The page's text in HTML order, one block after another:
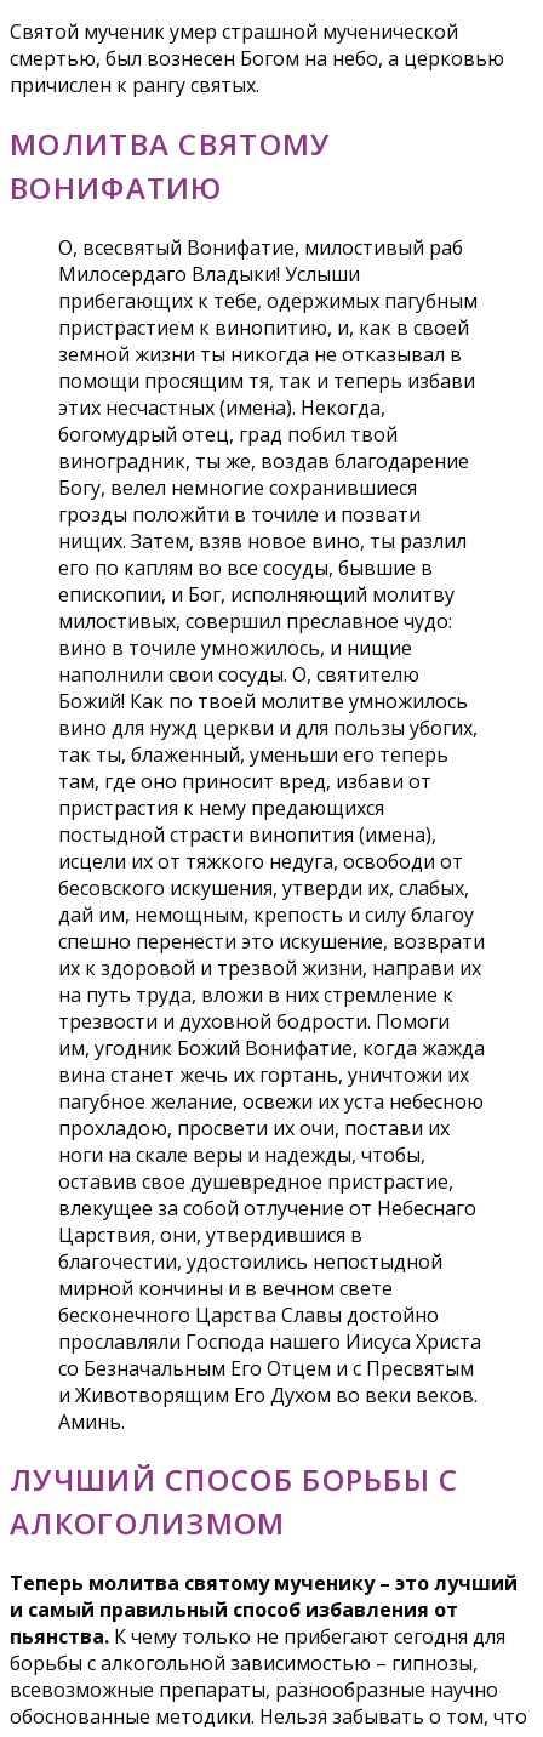
Святой мученик умер страшной мученической
смертью, был вознесен Богом на небо, а церковью
причислен к рангу святых.
МОЛИТВА СВЯТОМУ
ВОНИФАТИЮ
О, всесвятый Вонифатие, милостивый раб
Милосердаго Владыки! Услыши
прибегающих к тебе, одержимых пагубным
пристрастием к винопитию, и, как в своей
земной жизни ты никогда не отказывал в
помощи просящим тя, так и теперь избави
этих несчастных (имена). Некогда,
богомудрый отец, град побил твой
виноградник, ты же, воздав благодарение
Богу, велел немногие сохранившиеся
грозды положйти в точиле и позвати
нищих. Затем, взяв новое вино, ты разлил
его по каплям во все сосуды, бывшие в
епископии, и Бог, исполняющий молитву
милостивых, совершил преславное чудо:
вино в точиле умножилось, и нищие
наполнили свои сосуды. О, святителю
Божий! Как по твоей молитве умножилось
вино для нужд церкви и для пользы убогих,
так ты, блаженный, уменьши его теперь
там, где оно приносит вред, избави от
пристрастия к нему предающихся
постыдной страсти винопития (имена),
исцели их от тяжкого недуга, освободи от
бесовского искушения, утверди их, слабых,
дай им, немощным, крепость и силу благоу
спешно перенести это искушение, возврати
их к здоровой и трезвой жизни, направи их
на путь труда, вложи в них стремление к
трезвости и духовной бодрости. Помоги
им, угодник Божий Вонифатие, когда жажда
вина станет жечь их гортань, уничтожи их
пагубное желание, освежи их уста небесною
прохладою, просвети их очи, постави их
ноги на скале веры и надежды, чтобы,
оставив свое душевредное пристрастие,
влекущее за собой отлучение от Небеснаго
Царствия, они, утвердившися в
благочестии, удостоились непостыдной
мирной кончины и в вечном свете
бесконечного Царства Славы достойно
прославляли Господа нашего Иисуса Христа
со Безначальным Его Отцем и с Пресвятым
и Животворящим Его Духом во веки веков.
Аминь.
ЛУЧШИЙ СПОСОБ БОРЬБЫ С
АЛКОГОЛИЗМОМ
Теперь молитва святому мученику – это лучший
и самый правильный способ избавления от
пьянства. К чему только не прибегают сегодня для
борьбы с алкогольной зависимостью – гипнозы,
всевозможные препараты, разнообразные научно
обоснованные методики. Нельзя забывать о том, что